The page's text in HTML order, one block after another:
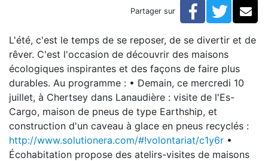
Partager sur Facebook
L'été, c'est le temps de se reposer, de se divertir et de
rêver. C'est l'occasion de découvrir des maisons
écologiques inspirantes et des façons de faire plus
durables. Au programme : • Demain, ce mercredi 10
juillet, à Chertsey dans Lanaudière : visite de l'Es-
Cargo, maison de pneus de type Earthship, et
construction d'un caveau à glace en pneus recyclés :
http://www.solutionera.com/#!volontariat/c1y6r •
Écohabitation propose des atelirs-visites de maisons